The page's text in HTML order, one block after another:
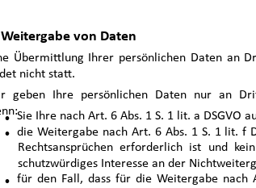
von Daten
Übermittlung Ihrer persönlichen Daten an
nicht statt.
geben Ihre persönlichen Daten nur an
· Sie Ihre nach Art. 6 Abs. 1 S. 1 lit. a DSGVO
· die Weitergabe nach Art. 6 Abs. 1 S. 1 lit. f
Rechtsansprüchen erforderlich ist und
schutzwürdiges Interesse an der
· für den Fall, dass für die Weitergabe nach